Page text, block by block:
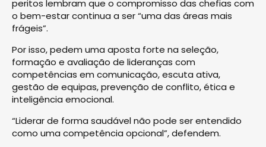
peritos lembram que o compromisso das chefias com
o bem-estar continua a ser “uma das áreas mais
frágeis”.
Por isso, pedem uma aposta forte na seleção,
formação e avaliação de lideranças com
competências em comunicação, escuta ativa,
gestão de equipas, prevenção de conflito, ética e
inteligência emocional.
“Liderar de forma saudável não pode ser entendido
como uma competência opcional”, defendem.